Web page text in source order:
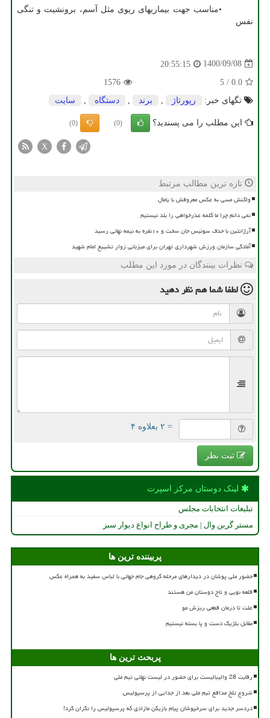
•مناسب جهت بیماریهای ریوی مثل آسم، برونشیت و تنگی
نفس
1400/09/08
20:55:15
0.0
/
5
1576
تگهای خبر:
رپورتاژ برند دستگاه سایت
این مطلب را می پسندید؟ (0)
(0)
X
تازه ترین مطالب مرتبط
واکنش مسی به عکس معروفش با یامال
نمی دانم چرا ما کلمه عذرخواهی را بلد نیستیم
آرژانتین با حذف سوئیس جان سخت و ۱۰نفره به نیمه نهائی رسید
آمادگی سازمان ورزش شهرداری تهران برای میزبانی زوار تشییع امام شهید
نظرات بینندگان در مورد این مطلب
لطفا شما همنظر دهید
= ۲ بعلاوه ۴
ثبت نظر
لینک دوستان مركز اسپرت
تبلیغات انتخابات مجلس
مستر گرین وال | مجری و طراح انواع دیوار سبز
پربیننده ترین ها
حضور ملی پوشان در دیدارهای مرحله گروهی جام جهانی با لباس سفید به همراه عکس
قلعه نویی و تاج دوستان من هستند
علت تا درمان قطعی ریزش مو
مقابل بلژیک دست و پا بسته نیستیم
پربحث ترین ها
رقابت 28 والیبالیست برای حضور در لیست نهائی تیم ملی
شروع تلخ مدافع تیم ملی بعد از جدایی از پرسپولیس
دردسر جدید برای سرخپوشان پیام بازیکن مازادی که پرسپولیس را نگران کرد!